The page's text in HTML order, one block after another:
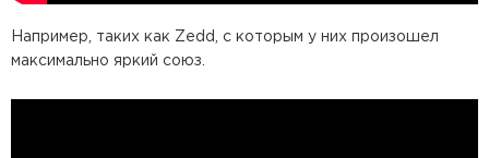
Например, таких как Zedd, с которым у них произошел
максимально яркий союз.